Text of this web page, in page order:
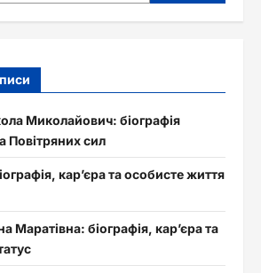
Миколайович: біографія
Повітряних сил
кар’єра та особисте життя
Маратівна: біографія, кар’єра та